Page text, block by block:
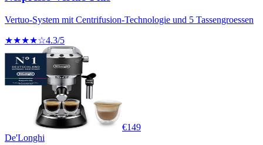
Vertuo-System mit Centrifusion-Technologie und 5 Tassengroessen
★★★★☆4.3/5
€149
De'Longhi